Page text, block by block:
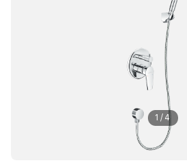
1 / 4